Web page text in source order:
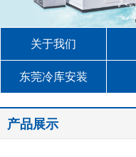
关于我们
东莞冷库安装
产品展示